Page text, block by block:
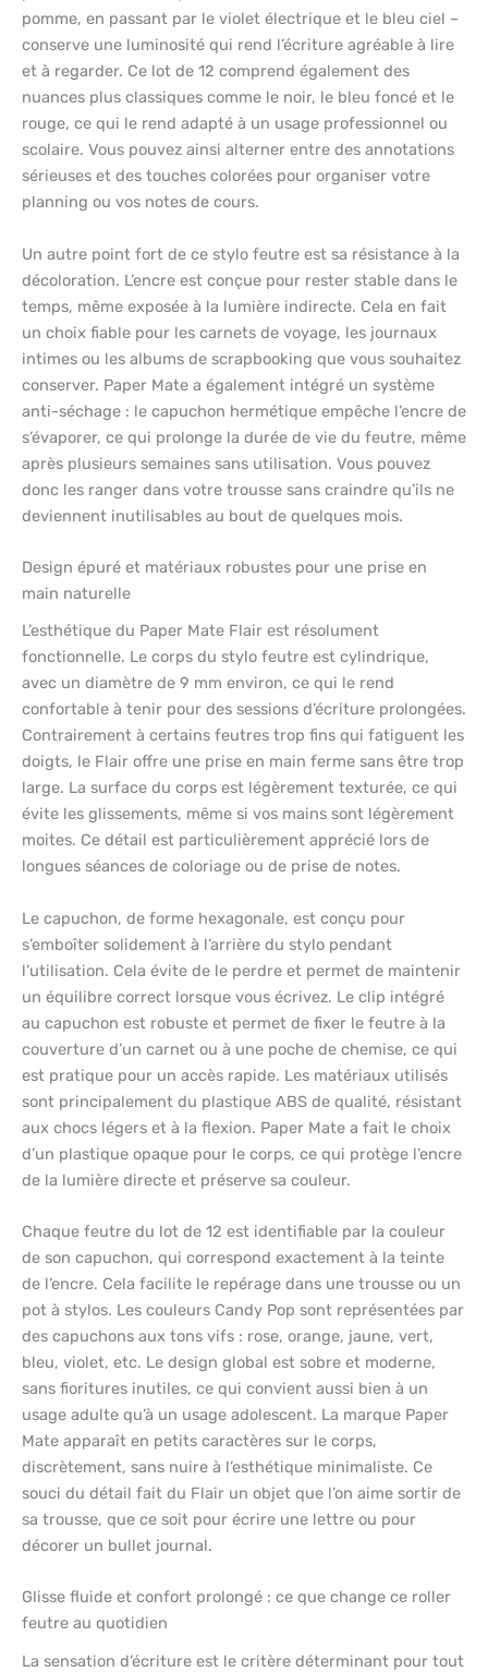
pomme, en passant par le violet électrique et le bleu ciel –
conserve une luminosité qui rend l’écriture agréable à lire
et à regarder. Ce lot de 12 comprend également des
nuances plus classiques comme le noir, le bleu foncé et le
rouge, ce qui le rend adapté à un usage professionnel ou
scolaire. Vous pouvez ainsi alterner entre des annotations
sérieuses et des touches colorées pour organiser votre
planning ou vos notes de cours.
Un autre point fort de ce stylo feutre est sa résistance à la
décoloration. L’encre est conçue pour rester stable dans le
temps, même exposée à la lumière indirecte. Cela en fait
un choix fiable pour les carnets de voyage, les journaux
intimes ou les albums de scrapbooking que vous souhaitez
conserver. Paper Mate a également intégré un système
anti-séchage : le capuchon hermétique empêche l’encre de
s’évaporer, ce qui prolonge la durée de vie du feutre, même
après plusieurs semaines sans utilisation. Vous pouvez
donc les ranger dans votre trousse sans craindre qu’ils ne
deviennent inutilisables au bout de quelques mois.
Design épuré et matériaux robustes pour une prise en
main naturelle
L’esthétique du Paper Mate Flair est résolument
fonctionnelle. Le corps du stylo feutre est cylindrique,
avec un diamètre de 9 mm environ, ce qui le rend
confortable à tenir pour des sessions d’écriture prolongées.
Contrairement à certains feutres trop fins qui fatiguent les
doigts, le Flair offre une prise en main ferme sans être trop
large. La surface du corps est légèrement texturée, ce qui
évite les glissements, même si vos mains sont légèrement
moites. Ce détail est particulièrement apprécié lors de
longues séances de coloriage ou de prise de notes.
Le capuchon, de forme hexagonale, est conçu pour
s’emboîter solidement à l’arrière du stylo pendant
l’utilisation. Cela évite de le perdre et permet de maintenir
un équilibre correct lorsque vous écrivez. Le clip intégré
au capuchon est robuste et permet de fixer le feutre à la
couverture d’un carnet ou à une poche de chemise, ce qui
est pratique pour un accès rapide. Les matériaux utilisés
sont principalement du plastique ABS de qualité, résistant
aux chocs légers et à la flexion. Paper Mate a fait le choix
d’un plastique opaque pour le corps, ce qui protège l’encre
de la lumière directe et préserve sa couleur.
Chaque feutre du lot de 12 est identifiable par la couleur
de son capuchon, qui correspond exactement à la teinte
de l’encre. Cela facilite le repérage dans une trousse ou un
pot à stylos. Les couleurs Candy Pop sont représentées par
des capuchons aux tons vifs : rose, orange, jaune, vert,
bleu, violet, etc. Le design global est sobre et moderne,
sans fioritures inutiles, ce qui convient aussi bien à un
usage adulte qu’à un usage adolescent. La marque Paper
Mate apparaît en petits caractères sur le corps,
discrètement, sans nuire à l’esthétique minimaliste. Ce
souci du détail fait du Flair un objet que l’on aime sortir de
sa trousse, que ce soit pour écrire une lettre ou pour
décorer un bullet journal.
Glisse fluide et confort prolongé : ce que change ce roller
feutre au quotidien
La sensation d’écriture est le critère déterminant pour tout